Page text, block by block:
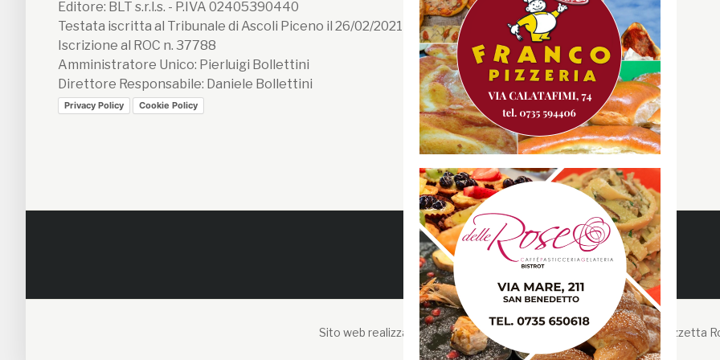
Editore: BLT s.r.l.s. - P.IVA 02405390440
Testata iscritta al Tribunale di Ascoli Piceno il 26/02/2021 n. 199/2021
Iscrizione al ROC n. 37788
Amministratore Unico: Pierluigi Bollettini
Direttore Responsabile: Daniele Bollettini
Privacy Policy Cookie Policy
Facebook
Instagram
Twitter
Youtube
Gazzetta RossoBlù
Sito web realizzato da Liberi Cantieri Digitali - Copyright © 2026 Gazzetta